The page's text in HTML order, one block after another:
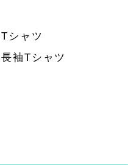
シャツ
袖Tシャツ